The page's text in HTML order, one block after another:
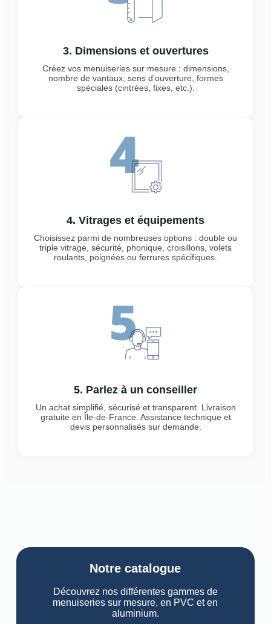
3. Dimensions et ouvertures
Créez vos menuiseries sur mesure : dimensions,
nombre de vantaux, sens d’ouverture, formes
spéciales (cintrées, fixes, etc.).
4. Vitrages et équipements
Choisissez parmi de nombreuses options : double ou
triple vitrage, sécurité, phonique, croisillons, volets
roulants, poignées ou ferrures spécifiques.
5. Parlez à un conseiller
Un achat simplifié, sécurisé et transparent. Livraison
gratuite en Île-de-France. Assistance technique et
devis personnalisés sur demande.
Notre catalogue
Découvrez nos différentes gammes de
menuiseries sur mesure, en PVC et en
aluminium.